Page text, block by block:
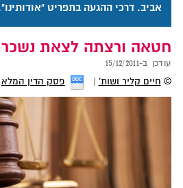
אביב. דרכי ההגעה בתפריט
חטאה ורצתה לצאת
עודכן ב-15/12/2011
© חיים קליר ושות' פסק הדין המלא